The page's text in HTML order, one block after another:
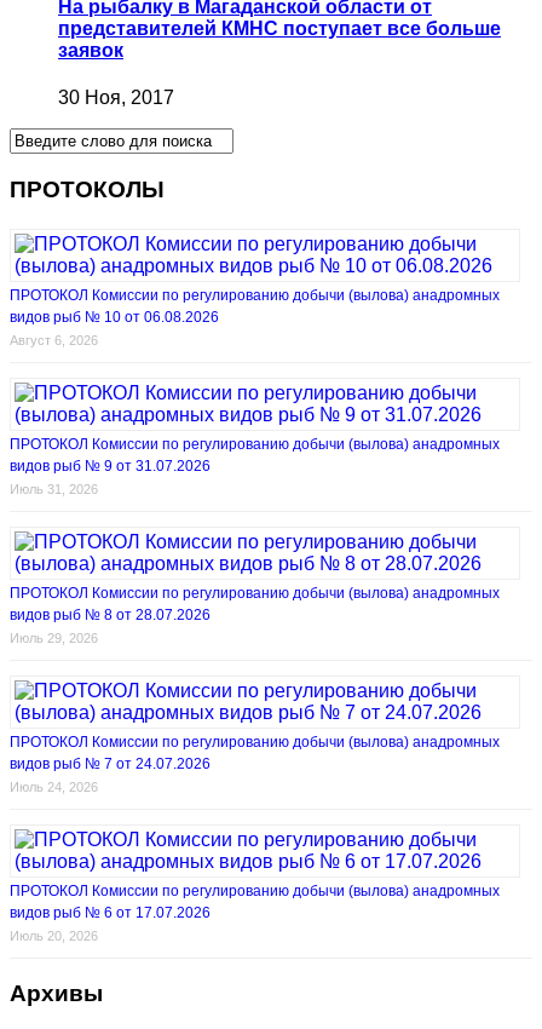
На рыбалку в Магаданской области от
представителей КМНС поступает все больше
заявок
30 Ноя, 2017
ПРОТОКОЛЫ
ПРОТОКОЛ Комиссии по регулированию добычи (вылова) анадромных
видов рыб № 10 от 06.08.2026
Август 6, 2026
ПРОТОКОЛ Комиссии по регулированию добычи (вылова) анадромных
видов рыб № 9 от 31.07.2026
Июль 31, 2026
ПРОТОКОЛ Комиссии по регулированию добычи (вылова) анадромных
видов рыб № 8 от 28.07.2026
Июль 29, 2026
ПРОТОКОЛ Комиссии по регулированию добычи (вылова) анадромных
видов рыб № 7 от 24.07.2026
Июль 24, 2026
ПРОТОКОЛ Комиссии по регулированию добычи (вылова) анадромных
видов рыб № 6 от 17.07.2026
Июль 20, 2026
Архивы